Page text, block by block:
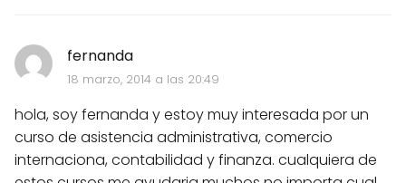
fernanda
18 marzo, 2014 a las 20:49
hola, soy fernanda y estoy muy interesada por un
curso de asistencia administrativa, comercio
internaciona, contabilidad y finanza. cualquiera de